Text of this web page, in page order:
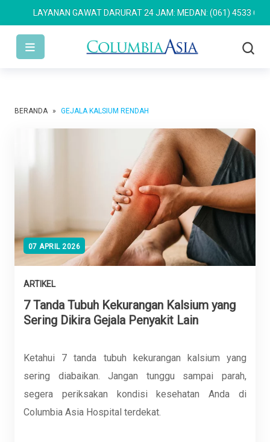
LAYANAN GAWAT DARURAT 24 JAM: MEDAN: (061) 4533 636
BERANDA » GEJALA KALSIUM RENDAH
07 APRIL 2026
ARTIKEL
7 Tanda Tubuh Kekurangan Kalsium yang
Sering Dikira Gejala Penyakit Lain
Ketahui 7 tanda tubuh kekurangan kalsium yang
sering diabaikan. Jangan tunggu sampai parah,
segera periksakan kondisi kesehatan Anda di
Columbia Asia Hospital terdekat.